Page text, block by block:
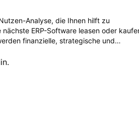
Analyse, die Ihnen hilft zu
ERP-Software leasen oder
finanzielle, strategische und…